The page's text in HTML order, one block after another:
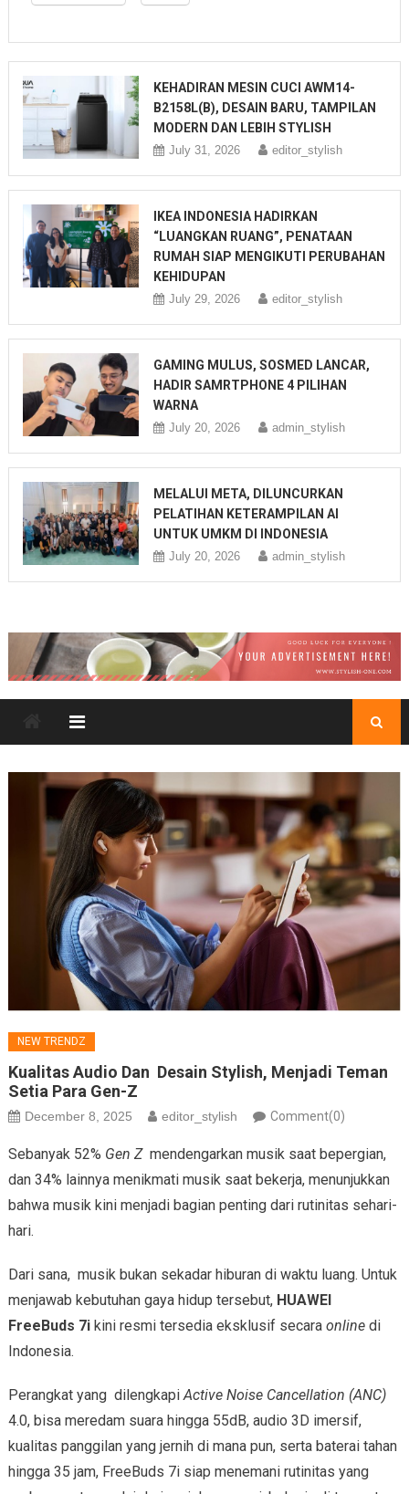
KEHADIRAN MESIN CUCI AWM14-
B2158L(B), DESAIN BARU, TAMPILAN
MODERN DAN LEBIH STYLISH
July 31, 2026 editor_stylish
IKEA INDONESIA HADIRKAN
“LUANGKAN RUANG”, PENATAAN
RUMAH SIAP MENGIKUTI PERUBAHAN
KEHIDUPAN
July 29, 2026 editor_stylish
GAMING MULUS, SOSMED LANCAR,
HADIR SAMRTPHONE 4 PILIHAN
WARNA
July 20, 2026 admin_stylish
MELALUI META, DILUNCURKAN
PELATIHAN KETERAMPILAN AI
UNTUK UMKM DI INDONESIA
July 20, 2026 admin_stylish
NEW TRENDZ
Kualitas Audio Dan Desain Stylish, Menjadi Teman
Setia Para Gen-Z
December 8, 2025 editor_stylish Comment(0)
Sebanyak 52% Gen Zmendengarkan musik saat bepergian,
dan 34% lainnya menikmati musik saat bekerja, menunjukkan
bahwa musik kini menjadi bagian penting dari rutinitas sehari-
hari.
Dari sana, musik bukan sekadar hiburan di waktu luang. Untuk
menjawab kebutuhan gaya hidup tersebut, HUAWEI
FreeBuds 7ikini resmi tersedia eksklusif secara online di
Indonesia.
Perangkat yang dilengkapiActive Noise Cancellation (ANC)
4.0, bisa meredam suara hingga 55dB, audio 3D imersif,
kualitas panggilan yang jernih di mana pun, serta baterai tahan
hingga 35 jam, FreeBuds 7i siap menemani rutinitas yang